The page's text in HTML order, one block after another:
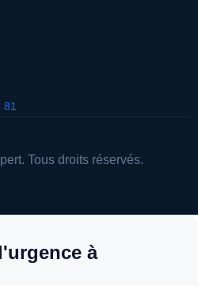
Tous droits réservés.
à